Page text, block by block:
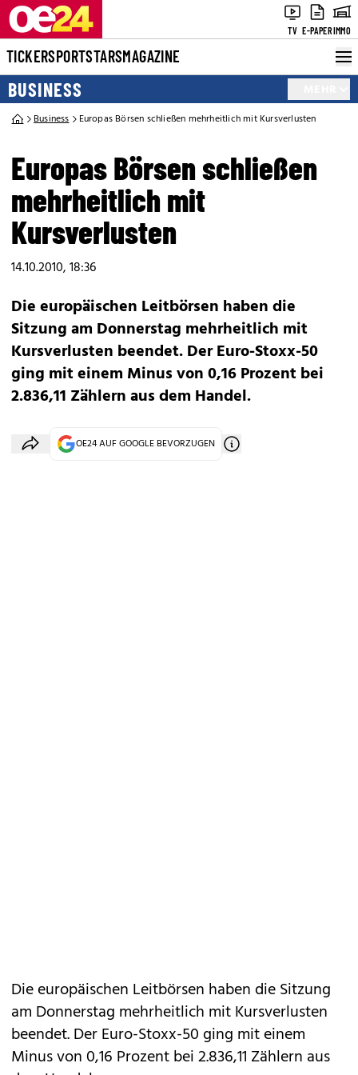
TV E-PAPERIMMO
TICKERSPORTSTARSMAGAZINE
BUSINESS
Business Europas Börsen schließen mehrheitlich mit Kursverlusten
Europas Börsen schließen
mehrheitlich mit
Kursverlusten
14.10.2010, 18:36
Die europäischen Leitbörsen haben die
Sitzung am Donnerstag mehrheitlich mit
Kursverlusten beendet. Der Euro-Stoxx-50
ging mit einem Minus von 0,16 Prozent bei
2.836,11 Zählern aus dem Handel.
OE24 AUF GOOGLE BEVORZUGEN
Die europäischen Leitbörsen haben die Sitzung
am Donnerstag mehrheitlich mit Kursverlusten
beendet. Der Euro-Stoxx-50 ging mit einem
Minus von 0,16 Prozent bei 2.836,11 Zählern aus